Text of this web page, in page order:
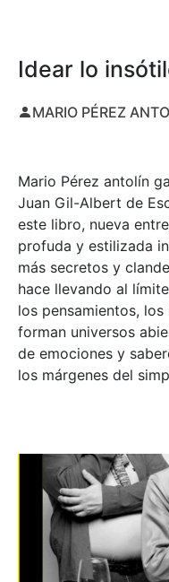
Idear lo
MARIO PÉREZ
Mario Pérez antolín
Juan Gil-Albert de
este libro, nueva
profuda y estilizada
más secretos y
hace llevando al
los pensamientos,
forman universos
de emociones y
los márgenes del